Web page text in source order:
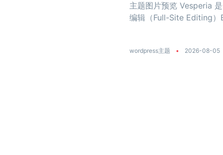
主题图片预览 Vesperia
编辑（Full-Site Editing）
wordpress主题 • 2026-08-05